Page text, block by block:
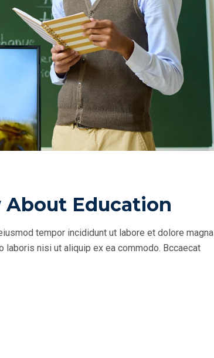
Education
tempor incididunt ut labore et dolore magna
laboris nisi ut aliquip ex ea commodo. Bccaecat